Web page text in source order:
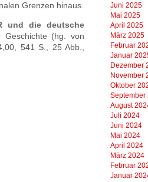
Grenzen hinaus.
und die deutsche
Geschichte (hg. von
541 S., 25 Abb.,
Juni 2025
Mai 2025
April 2025
März 2025
Februar
Januar
Dezember
November
Oktober
September
August
Juli 2024
Juni 2024
Mai 2024
April 2024
März 2024
Februar
Januar